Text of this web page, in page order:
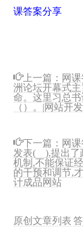
课答案分享
上一篇： 网
洲论坛开幕式
命。这里习总
（）。|网站开
下一篇： 网
发表( ),提出了
机制,不能保证
的干预和调节,
计成品网站
原创文章列表